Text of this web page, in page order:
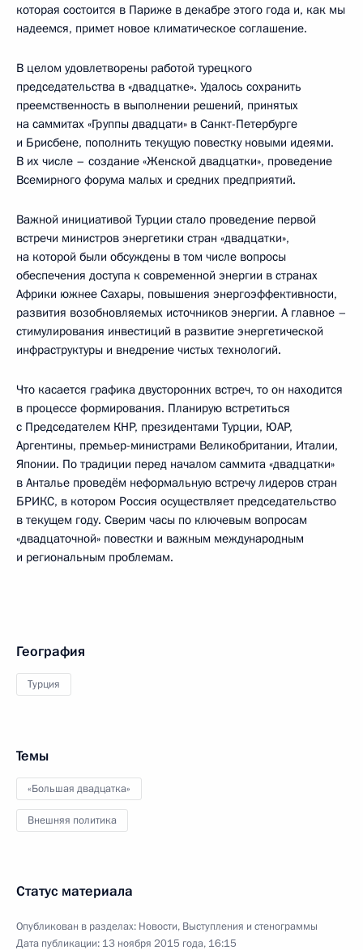
которая состоится в Париже в декабре этого года и, как мы
надеемся, примет новое климатическое соглашение.
В целом удовлетворены работой турецкого
председательства в «двадцатке». Удалось сохранить
преемственность в выполнении решений, принятых
на саммитах «Группы двадцати» в Санкт-Петербурге
и Брисбене, пополнить текущую повестку новыми идеями.
В их числе – создание «Женской двадцатки», проведение
Всемирного форума малых и средних предприятий.
Важной инициативой Турции стало проведение первой
встречи министров энергетики стран «двадцатки»,
на которой были обсуждены в том числе вопросы
обеспечения доступа к современной энергии в странах
Африки южнее Сахары, повышения энергоэффективности,
развития возобновляемых источников энергии. А главное –
стимулирования инвестиций в развитие энергетической
инфраструктуры и внедрение чистых технологий.
Что касается графика двусторонних встреч, то он находится
в процессе формирования. Планирую встретиться
с Председателем КНР, президентами Турции, ЮАР,
Аргентины, премьер-министрами Великобритании, Италии,
Японии. По традиции перед началом саммита «двадцатки»
в Анталье проведём неформальную встречу лидеров стран
БРИКС, в котором Россия осуществляет председательство
в текущем году. Сверим часы по ключевым вопросам
«двадцаточной» повестки и важным международным
и региональным проблемам.
География
Турция
Темы
«Большая двадцатка»
Внешняя политика
Статус материала
Опубликован в разделах: Новости, Выступления и стенограммы
Дата публикации: 13 ноября 2015 года, 16:15